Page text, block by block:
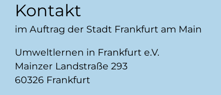
Kontakt
im Auftrag der Stadt Frankfurt am Main
Umweltlernen in Frankfurt e.V.
Mainzer Landstraße 293
60326 Frankfurt